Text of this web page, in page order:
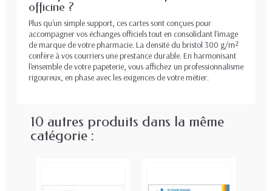
officine ?
Plus qu'un simple support, ces cartes sont conçues pour
accompagner vos échanges officiels tout en consolidant l'image
de marque de votre pharmacie. La densité du bristol 300 g/m²
confère à vos courriers une prestance durable. En harmonisant
l'ensemble de votre papeterie, vous affichez un professionnalisme
rigoureux, en phase avec les exigences de votre métier.
10 autres produits dans la même
catégorie :